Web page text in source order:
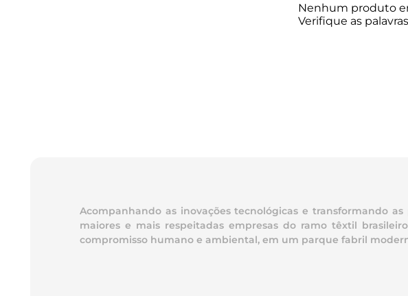
Nenhum produto
Acompanhando as inovações tecnológicas e transformando
maiores e mais respeitadas empresas do ramo têxtil
compromisso humano e ambiental, em um parque fabril